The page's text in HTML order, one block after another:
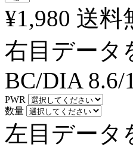
¥1,980 送料
右目データ
BC/DIA 8.6/
PWR
数量
左目データ